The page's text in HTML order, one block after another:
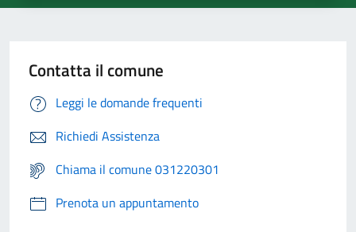
Contatta il comune
Leggi le domande frequenti
Richiedi Assistenza
Chiama il comune 031220301
Prenota un appuntamento